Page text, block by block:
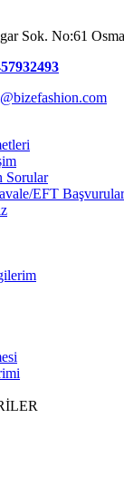
Sok. No:61
Sorular
EFT